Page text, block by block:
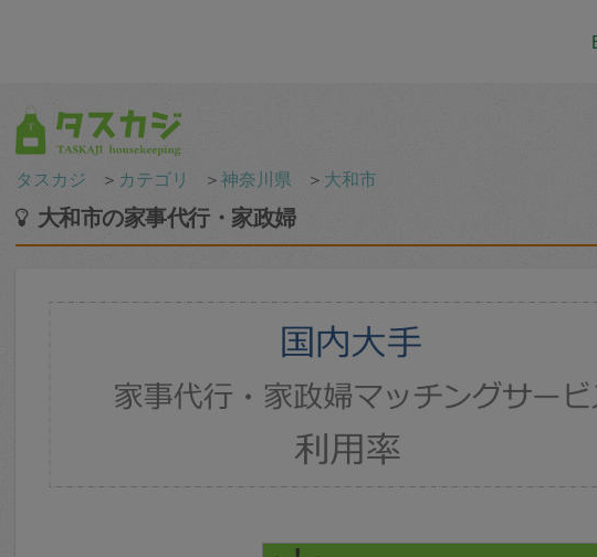
タスカジ ＞ カテゴリ ＞神奈川県 ＞ 大和市
大和市の家事代行・家政婦